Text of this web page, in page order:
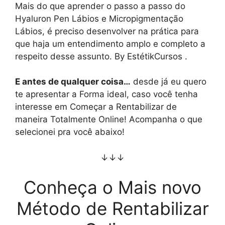
Mais do que aprender o passo a passo do
Hyaluron Pen Lábios e Micropigmentação
Lábios, é preciso desenvolver na prática para
que haja um entendimento amplo e completo a
respeito desse assunto. By EstétikCursos .
E antes de qualquer coisa… desde já eu quero
te apresentar a Forma ideal, caso você tenha
interesse em Começar a Rentabilizar de
maneira Totalmente Online! Acompanha o que
selecionei pra você abaixo!
↓↓↓
Conheça o Mais novo
Método de Rentabilizar